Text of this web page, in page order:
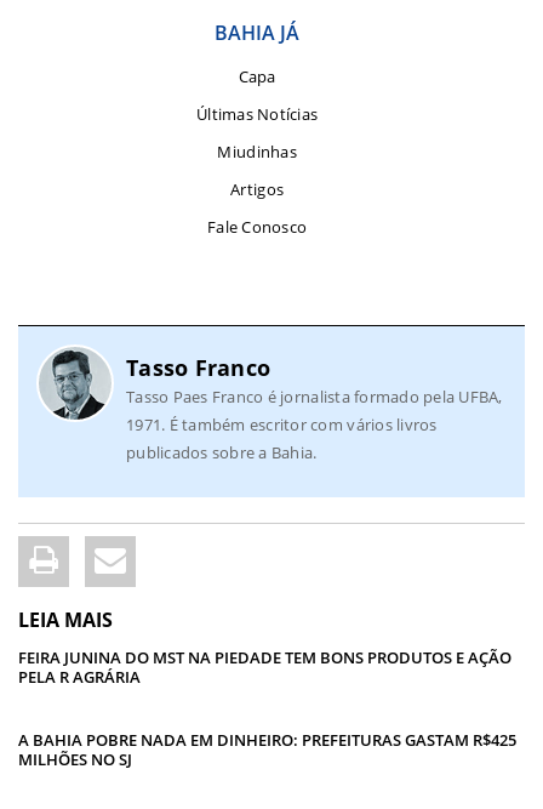
BAHIA JÁ
Capa
Últimas Notícias
Miudinhas
Artigos
Fale Conosco
Tasso Franco
Tasso Paes Franco é jornalista formado pela UFBA,
1971. É também escritor com vários livros
publicados sobre a Bahia.
LEIA MAIS
FEIRA JUNINA DO MST NA PIEDADE TEM BONS PRODUTOS E AÇÃO
PELA R AGRÁRIA
A BAHIA POBRE NADA EM DINHEIRO: PREFEITURAS GASTAM R$425
MILHÕES NO SJ